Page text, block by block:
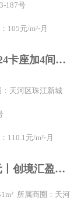
187号
105元/m²⋅月
科韵路 绿地金融城 24卡座加4间隔 一手业主 利用率高
天河区珠江新城
110.1元/m²⋅月
东圃地铁口独栋79元丨创境汇盈科智谷丨可定制装修超长免租期
所属商圈：天河